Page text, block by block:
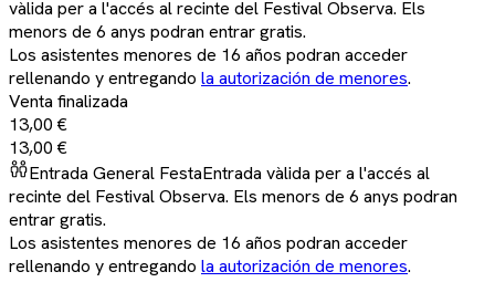
vàlida per a l'accés al recinte del Festival Observa. Els
menors de 6 anys podran entrar gratis.
Los asistentes menores de 16 años podran acceder
rellenando y entregando la autorización de menores.
Venta finalizada
13,00 €
13,00 €
Entrada General FestaEntrada vàlida per a l'accés al
recinte del Festival Observa. Els menors de 6 anys podran
entrar gratis.
Los asistentes menores de 16 años podran acceder
rellenando y entregando la autorización de menores.